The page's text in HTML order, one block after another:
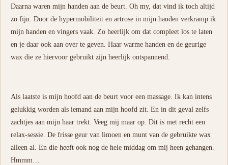
Daarna waren mijn handen aan de beurt. Oh my, dat vind ik toch altijd
zo fijn. Door de hypermobiliteit en artrose in mijn handen verkramp ik
mijn handen en vingers vaak. Zo heerlijk om dat compleet los te laten
en je daar ook aan over te geven. Haar warme handen en de geurige
wax die ze hiervoor gebruikt zijn heerlijk ontspannend.
Als laatste is mijn hoofd aan de beurt voor een massage. Ik kan intens
gelukkig worden als iemand aan mijn hoofd zit. En in dit geval zelfs
zachtjes aan mijn haar trekt. Veeg mij maar op. Dit is met recht een
relax-sessie. De frisse geur van limoen en munt van de gebruikte wax
alleen al. En die heeft ook nog de hele middag om mij heen gehangen.
Hmmm…